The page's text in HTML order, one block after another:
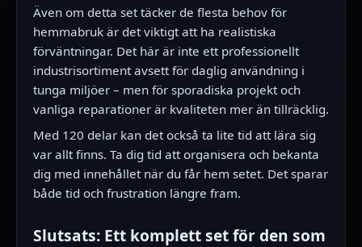
Även om detta set täcker de flesta behov för
hemmabruk är det viktigt att ha realistiska
förväntningar. Det här är inte ett professionellt
industrisortiment avsett för daglig användning i
tunga miljöer – men för sporadiska projekt och
vanliga reparationer är kvaliteten mer än tillräcklig.
Med 120 delar kan det också ta lite tid att lära sig
var allt finns. Ta dig tid att organisera och bekanta
dig med innehållet när du får hem setet. Det sparar
både tid och frustration längre fram.
Slutsats: Ett komplett set för den som